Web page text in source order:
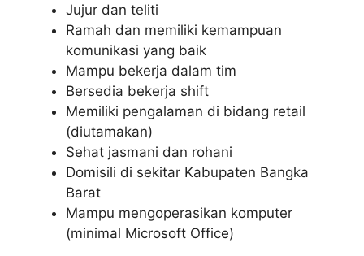
Jujur dan teliti
Ramah dan memiliki kemampuan
komunikasi yang baik
Mampu bekerja dalam tim
Bersedia bekerja shift
Memiliki pengalaman di bidang retail
(diutamakan)
Sehat jasmani dan rohani
Domisili di sekitar Kabupaten Bangka
Barat
Mampu mengoperasikan komputer
(minimal Microsoft Office)